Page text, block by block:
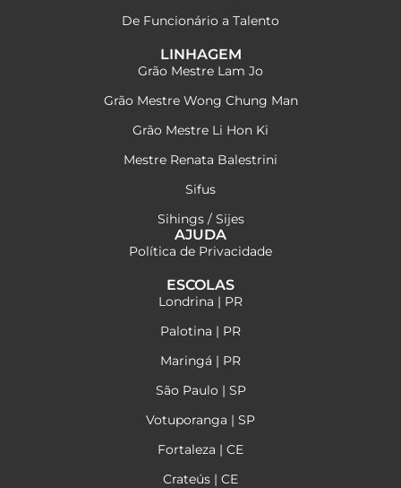
De Funcionário a Talento
LINHAGEM
Grão Mestre Lam Jo
Grão Mestre Wong Chung Man
Grão Mestre Li Hon Ki
Mestre Renata Balestrini
Sifus
Sihings / Sijes
AJUDA
Política de Privacidade
ESCOLAS
Londrina | PR
Palotina | PR
Maringá | PR
São Paulo | SP
Votuporanga | SP
Fortaleza | CE
Crateús | CE